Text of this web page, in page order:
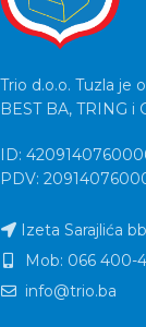
Trio d.o.o. Tuzla je
BEST BA, TRING i
ID:
PDV:
Izeta Sarajlića
Mob: 066 400-
info@trio.ba